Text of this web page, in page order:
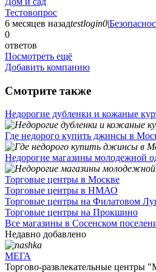
Тестовопрос
6 месяцев назадtestlogin0|
0
ответов
Посмотреть ещё
Добавить компанию
Смотрите также
Недорогие дубленки и кожаные
Где недорого купить джинсы в
Недорогие магазины молодежной
Торговые центры в Москве
Торговые центры в НМАО
Торговые центры на Филатовом
Торговые центры на Прокшино
Все магазины в Сосенском
Недавно добавлено
МЕГА
Торгово-развлекательные центры